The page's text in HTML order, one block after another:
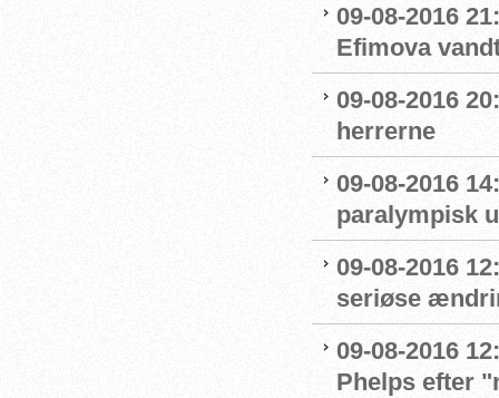
09-08-2016
Efimova
09-08-2016
herrerne
09-08-2016
paralympisk
09-08-2016
seriøse
09-08-2016
Phelps efter